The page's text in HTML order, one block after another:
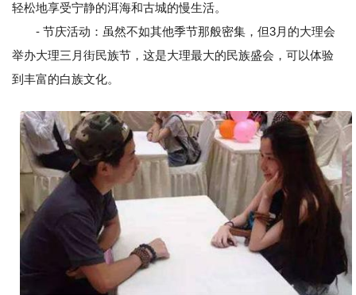
轻松地享受宁静的洱海和古城的慢生活。
- 节庆活动：虽然不如其他季节那般密集，但3月的大理会
举办大理三月街民族节，这是大理最大的民族盛会，可以体验
到丰富的白族文化。